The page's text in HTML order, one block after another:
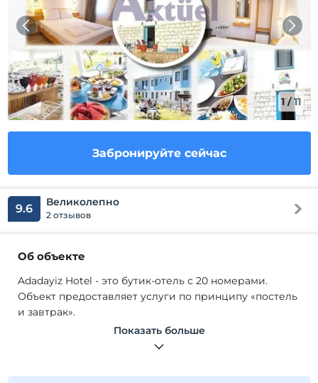
1/11
Забронируйте сейчас
9.6 Великолепно
2 отзывов
Об объекте
Adadayiz Hotel - это бутик-отель с 20 номерами.
Объект предоставляет услуги по принципу «постель
и завтрак».
В наших номерах есть такие удобства, как
центральное отопление и охлаждение, мини-бар (за
вещание, Wi-Fi, ванная комната, душ, фен, набор
Показать больше